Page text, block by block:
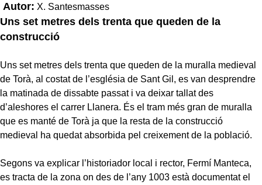
Autor: X. Santesmasses
Uns set metres dels trenta que queden de la
construcció
Uns set metres dels trenta que queden de la muralla medieval
de Torà, al costat de l’església de Sant Gil, es van desprendre
la matinada de dissabte passat i va deixar tallat des
d’aleshores el carrer Llanera. És el tram més gran de muralla
que es manté de Torà ja que la resta de la construcció
medieval ha quedat absorbida pel creixement de la població.
Segons va explicar l’historiador local i rector, Fermí Manteca,
es tracta de la zona on des de l’any 1003 està documentat el